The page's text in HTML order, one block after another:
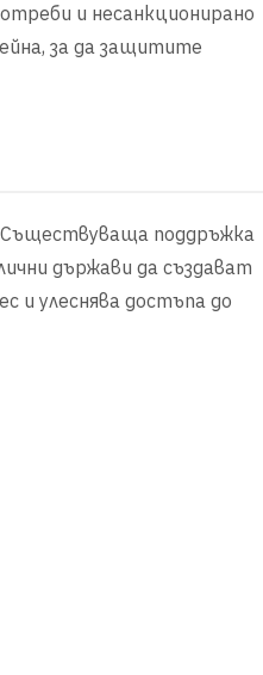
и несанкционирано
за да защитите
Съществуваща поддръжка
държави да създават
и улеснява достъпа до